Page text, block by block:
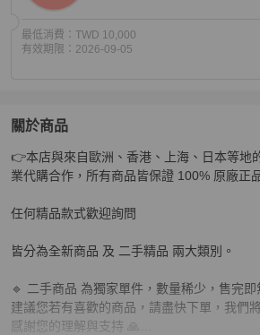
最低消費： TWD 10,000
有效期限： 2026-09-05
關於商品
關於Chanel ch5422 白鑽 全新全配商
👉本店與來自歐洲、香港、上海、日本等地
業代購合作，所有商品皆保證 100% 原廠正
任何精品款式歡迎詢問
皆分為全新商品 及 二手精品 兩大類別。
🔹 二手商品 為獨家單件，數量稀少，售完即
建議您若有喜歡的商品，請盡快下單，我們
感謝您的理解與支持 🙏